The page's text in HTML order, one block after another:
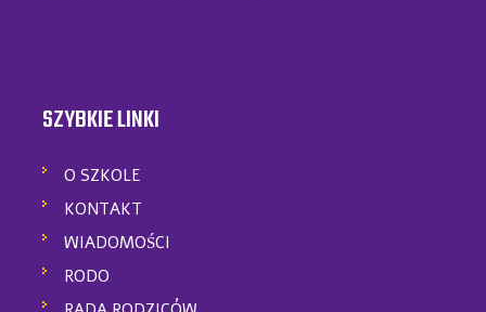
SZYBKIE LINKI
O SZKOLE
KONTAKT
WIADOMOŚCI
RODO